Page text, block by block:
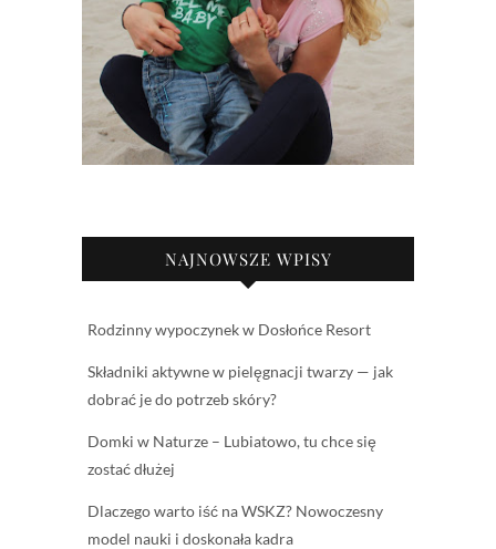
NAJNOWSZE WPISY
Rodzinny wypoczynek w Dosłońce Resort
Składniki aktywne w pielęgnacji twarzy — jak
dobrać je do potrzeb skóry?
Domki w Naturze – Lubiatowo, tu chce się
zostać dłużej
Dlaczego warto iść na WSKZ? Nowoczesny
model nauki i doskonała kadra